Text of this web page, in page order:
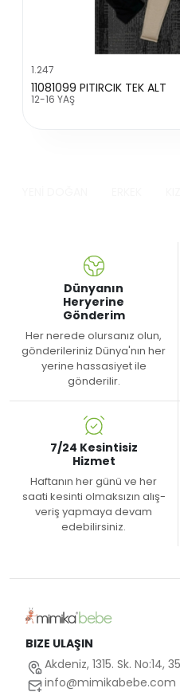
1.247
11081099 PITIRCIK TEK ALT
12-16 YAŞ
Dünyanın
Heryerine
Gönderim
Her nerede olursanız olun,
gönderileriniz Dünya'nın her
yerine hassasiyet ile
gönderilir.
7/24 Kesintisiz
Hizmet
Haftanın her günü ve her
saati kesinti olmaksızın alış-
veriş yapmaya devam
edebilirsiniz.
BIZE ULAŞIN
Akdeniz, 1315. Sk. No:14,
info@mimikabebe.com